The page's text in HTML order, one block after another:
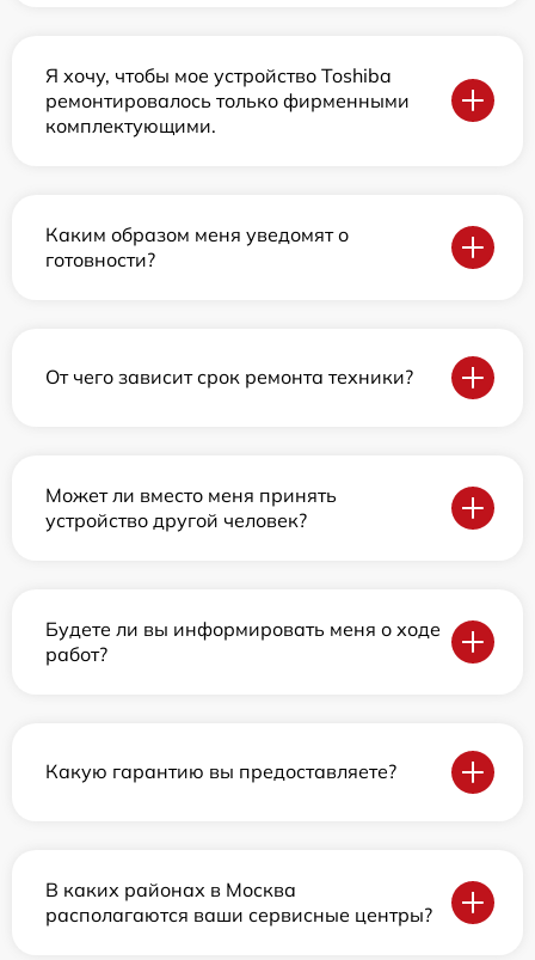
Я хочу, чтобы мое устройство Toshiba
ремонтировалось только фирменными
комплектующими.
Каким образом меня уведомят о
готовности?
От чего зависит срок ремонта техники?
Может ли вместо меня принять
устройство другой человек?
Будете ли вы информировать меня о ходе
работ?
Какую гарантию вы предоставляете?
В каких районах в Москва
располагаются ваши сервисные центры?